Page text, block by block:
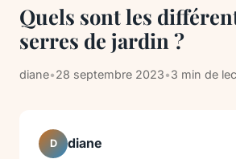
Quels sont les
serres de jardin ?
diane•28 septembre 2023•3 min de
D diane